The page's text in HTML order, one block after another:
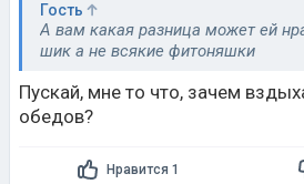
Гость
А вам какая разница может ей
шик а не всякие фитоняшки
Пускай, мне то что, зачем
обедов?
Нравится 1